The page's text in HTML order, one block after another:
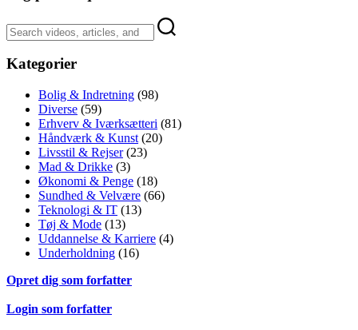
Kategorier
Bolig & Indretning (98)
Diverse (59)
Erhverv & Iværksætteri (81)
Håndværk & Kunst (20)
Livsstil & Rejser(23)
Mad & Drikke (3)
Økonomi & Penge (18)
Sundhed & Velvære (66)
Teknologi & IT (13)
Tøj & Mode (13)
Uddannelse & Karriere (4)
Underholdning (16)
Opret dig som forfatter
Login som forfatter